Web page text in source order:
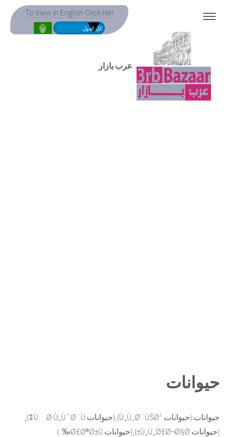
To View in English Click Her
عرب بازار
حيوانات
حيوانات:(حيوانات Ù„Ù„Ø¨ÙŠØ¹),(حيوانات Ù…Ø·Ù„ÙˆØ¨Ù‡),
(حيوانات Ù„Ù„Ø£Ø¬Ø§Ø±),(حيوانات Ø£Ø®Ø±Ù‰..)